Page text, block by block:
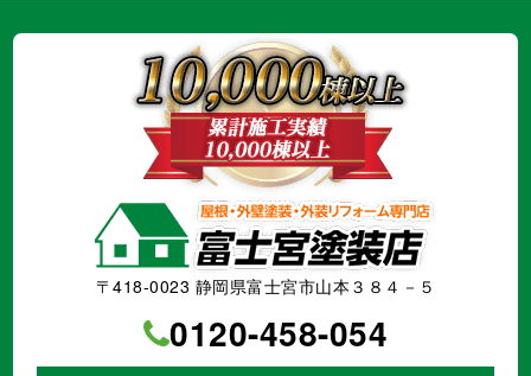
〒418-0023 静岡県富士宮市山本３８４－５
0120-458-054